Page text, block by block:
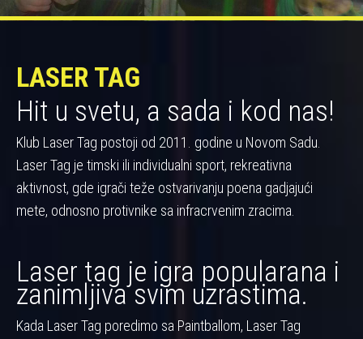
LASER TAG
Hit u svetu, a sada i kod nas!
Klub Laser Tag postoji od 2011. godine u Novom Sadu.
Laser Tag je timski ili individualni sport, rekreativna
aktivnost, gde igrači teže ostvarivanju poena gadjajući
mete, odnosno protivnike sa infracrvenim zracima.
Laser tag je igra popularana i
zanimljiva svim uzrastima.
Kada Laser Tag poredimo sa Paintballom, Laser Tag